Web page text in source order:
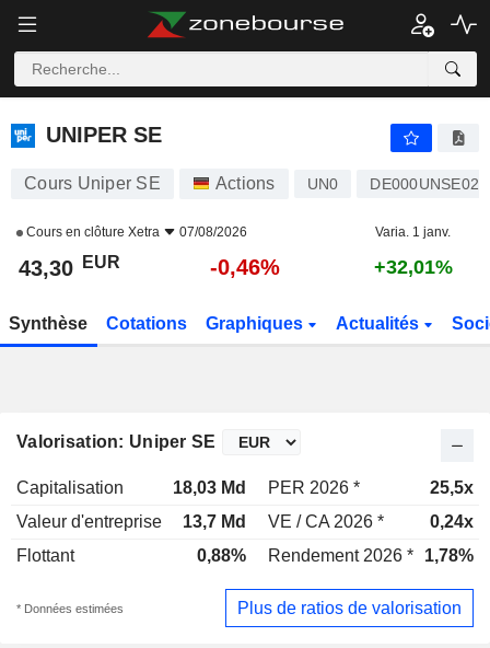
UNIPER SE
UNIPER SE
Cours Uniper SE Actions UN0 DE000UNSE026
Cours en clôture Xetra 07/08/2026 Varia. 1 janv.
43,30 EUR -0,46% +32,01%
Synthèse Cotations Graphiques Actualités
Valorisation: Uniper SE
Capitalisation 18,03 Md PER 2026 *
25,5x
Valeur d'entreprise
13,7 Md VE / CA 2026 *
0,24x
Flottant
0,88% Rendement 2026 * 1,78%
* Données estimées Plus de ratios de valorisation